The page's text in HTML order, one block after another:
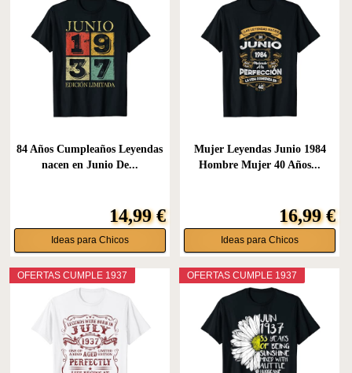
84 Años Cumpleaños Leyendas
nacen en Junio De...
14,99 €
Ideas para Chicos
Mujer Leyendas Junio 1984
Hombre Mujer 40 Años...
16,99 €
Ideas para Chicos
OFERTAS CUMPLE 1937 OFERTAS CUMPLE 1937